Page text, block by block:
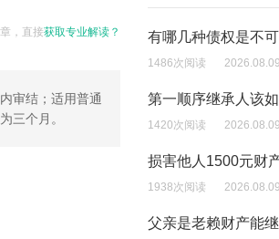
，直接获取专业解读？
审结；适用普通
三个月。
有哪几种债权是不
1486次阅读 2026.08.09
第一顺序继承人该
1420次阅读 2026.08.09
损害他人1500元财
1938次阅读 2026.08.09
父亲是老赖财产能